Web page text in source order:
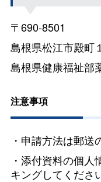
〒690-8501
島根県松江市殿町
島根県健康福祉部
注意事項
・申請方法は郵送
・添付資料の個
キングしてくださ